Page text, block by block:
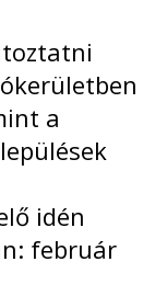
a
idén
február